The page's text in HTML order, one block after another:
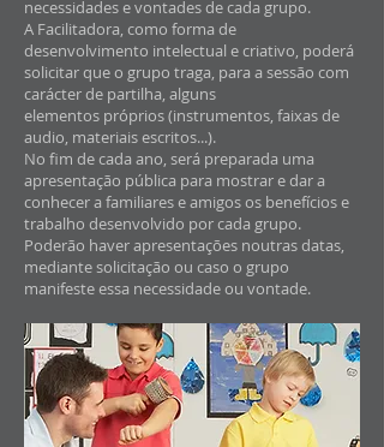
necessidades e vontades de cada grupo.
A Facilitadora, como forma de
desenvolvimento intelectual e criativo, poderá
solicitar que o grupo traga, para a sessão com
carácter de partilha, alguns
elementos próprios (instrumentos, faixas de
audio, materiais escritos...).
No fim de cada ano, será preparada uma
apresentação pública para mostrar e dar a
conhecer a familiares e amigos os benefícios e
trabalho desenvolvido por cada grupo.
Poderão haver apresentações noutras datas,
mediante solicitação ou caso o grupo
manifeste essa necessidade ou vontade.